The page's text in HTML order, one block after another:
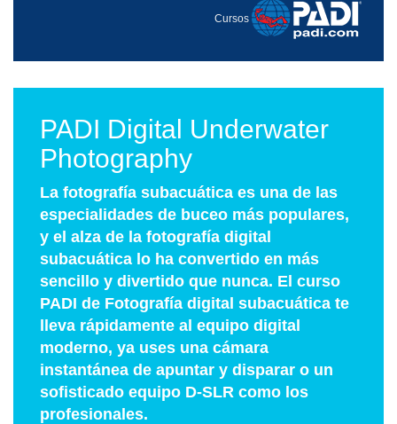
Cursos
PADI Digital Underwater
Photography
La fotografía subacuática es una de las
especialidades de buceo más populares,
y el alza de la fotografía digital
subacuática lo ha convertido en más
sencillo y divertido que nunca. El curso
PADI de Fotografía digital subacuática te
lleva rápidamente al equipo digital
moderno, ya uses una cámara
instantánea de apuntar y disparar o un
sofisticado equipo D-SLR como los
profesionales.